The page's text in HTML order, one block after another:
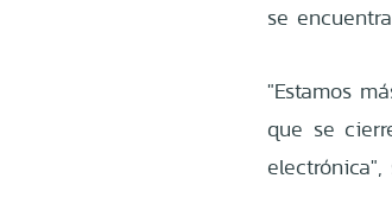
se
"Estamos
que se